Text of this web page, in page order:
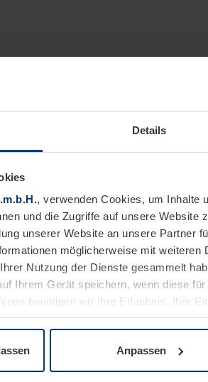
Details
, verwenden Cookies, um Inhalte
und die Zugriffe auf unsere Website
unserer Website an unsere Partner
möglicherweise mit
Nutzung der Dienste gesammelt
Ihrem Gerät speichern, wenn diese
benötigen wir Ihre Erlaubnis. Ihre
unserer Website
Anpassen